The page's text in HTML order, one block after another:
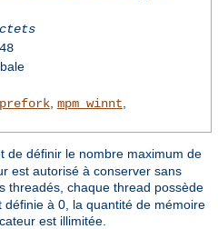
prefork, mpm_winnt
de définir le nombre maximum de
est autorisé à conserver sans
threadés, chaque thread possède
à 0, la quantité de mémoire
est illimitée.